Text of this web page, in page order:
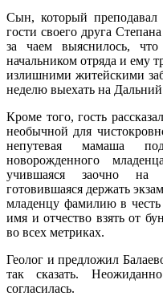
Сын, который преподавал
гости своего друга
за чаем выяснилось,
начальником отряда и ему
излишними житейскими
неделю выехать на
Кроме того, гость
необычной для
непутевая мамаша
новорожденного
учившаяся заочно на
готовившаяся держать
младенцу фамилию в честь
имя и отчество взять от
во всех метриках.
Геолог и предложил
так сказать.
согласилась.